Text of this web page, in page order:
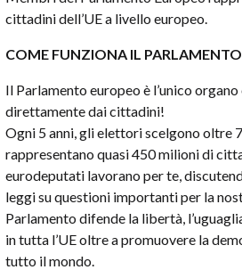
cittadini dell’UE a livello europeo.
COME FUNZIONA IL
Il Parlamento europeo è l’unico
direttamente dai cittadini!
Ogni 5 anni, gli elettori scelgono oltre
rappresentano quasi 450 milioni di
eurodeputati lavorano per te,
leggi su questioni importanti per la
Parlamento difende la libertà,
in tutta l’UE oltre a promuovere la
tutto il mondo.